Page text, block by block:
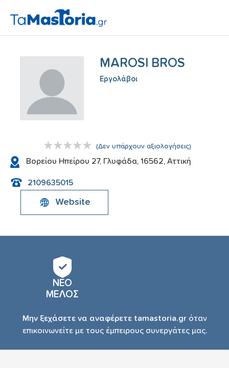
MAROSI BROS
Εργολάβοι
(Δεν υπάρχουν αξιολογήσεις)
Βορείου Ηπείρου 27, Γλυφάδα, 16562, Αττική
2109635015
Website
ΝΕΟ
ΜΕΛΟΣ
Μην ξεχάσετε να αναφέρετε tamastoria.gr όταν
επικοινωνείτε με τους έμπειρους συνεργάτες μας.